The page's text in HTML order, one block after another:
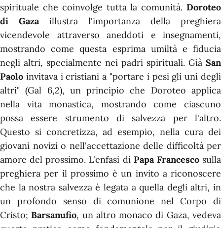
spirituale che coinvolge tutta la comunità. Doroteo
di Gazaillustra l'importanza della preghiera
vicendevole attraverso aneddoti e insegnamenti,
mostrando come questa esprima umiltà e fiducia
negli altri, specialmente nei padri spirituali. Già San
Paolo invitava i cristiani a "portare i pesi gli uni degli
altri" (Gal 6,2), un principio che Doroteo applica
nella vita monastica, mostrando come ciascuno
possa essere strumento di salvezza per l'altro.
Questo si concretizza, ad esempio, nella cura dei
giovani novizi o nell'accettazione delle difficoltà per
amore del prossimo. L'enfasi di Papa Francescosulla
preghiera per il prossimo è un invito a riconoscere
che la nostra salvezza è legata a quella degli altri, in
un profondo senso di comunione nel Corpo di
Cristo; Barsanufio, un altro monaco di Gaza, vedeva